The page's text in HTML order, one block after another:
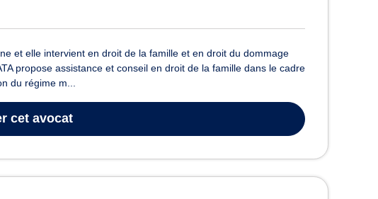
et elle intervient en droit de la famille et en droit du dommage
propose assistance et conseil en droit de la famille dans le cadre
du régime m...
cet avocat